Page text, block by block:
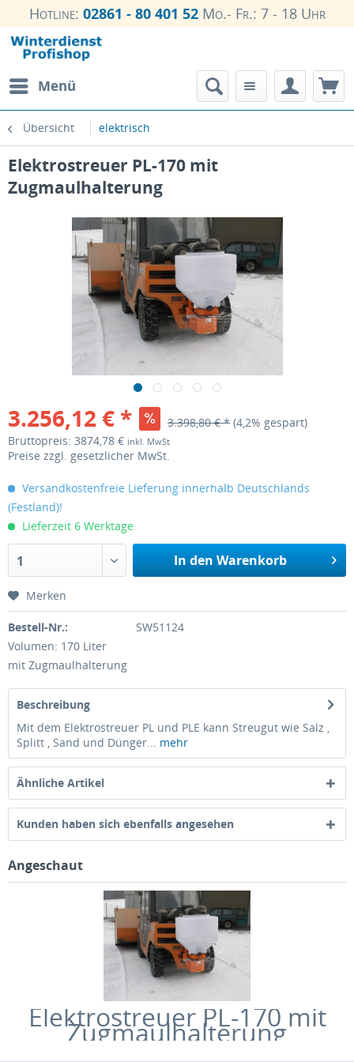
Hotline: 02861 - 80 401 52Mo.- Fr.: 7 - 18 Uhr
Menü
Übersicht elektrisch
Elektrostreuer PL-170 mit
Zugmaulhalterung
3.256,12 € * 3.398,80 € * (4,2% gespart)
Bruttopreis: 3874,78 € inkl. MwSt
Preise zzgl. gesetzlicher MwSt.
Versandkostenfreie Lieferung innerhalb Deutschlands
(Festland)!
Lieferzeit 6 Werktage
1 In den Warenkorb
Merken
Bestell-Nr.:
SW51124
Volumen: 170 Liter
mit Zugmaulhalterung
Beschreibung
Mit dem Elektrostreuer PL und PLE kann Streugut wie Salz ,
Splitt , Sand und Dünger... mehr
Ähnliche Artikel
Kunden haben sich ebenfalls angesehen
Angeschaut
Elektrostreuer PL-170 mit
Zugmaulhalterung